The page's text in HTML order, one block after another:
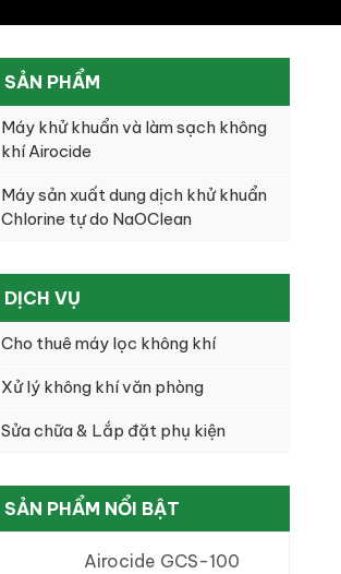
SẢN PHẨM
Máy khử khuẩn và làm sạch không
khí Airocide
Máy sản xuất dung dịch khử khuẩn
Chlorine tự do NaOClean
DỊCH VỤ
Cho thuê máy lọc không khí
Xử lý không khí văn phòng
Sửa chữa & Lắp đặt phụ kiện
SẢN PHẨM NỔI BẬT
Airocide GCS-100